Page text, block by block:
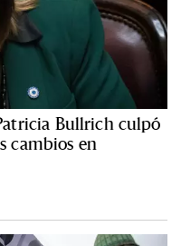
Bullrich culpó
cambios en